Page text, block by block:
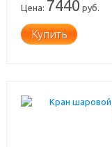
Цена: 7440 руб.
Купить